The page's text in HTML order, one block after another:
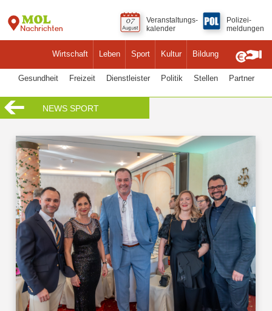
Wirtschaft Leben Sport Kultur Bildung
Veranstaltungs-
kalender
Polizei-
meldungen
Gesundheit Freizeit Dienstleister Politik Stellen Partner
NEWS SPORT